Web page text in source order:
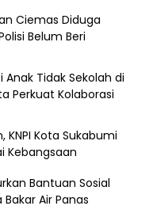
Ciemas Diduga
Belum Beri
Tidak Sekolah di
Perkuat Kolaborasi
KNPI Kota Sukabumi
Kebangsaan
Bantuan Sosial
Air Panas